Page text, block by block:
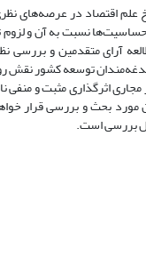
علم اقتصاد در
نسبت به آن و
متقدمین و بررسی
توسعه کشور نقش
اثرگذاری مثبت و منفی
مورد بحث و بررسی قرار
بررسی است.